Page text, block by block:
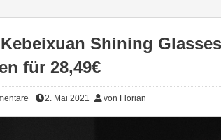
Kebeixuan Shining
für 28,49€
2. Mai 2021 von Florian